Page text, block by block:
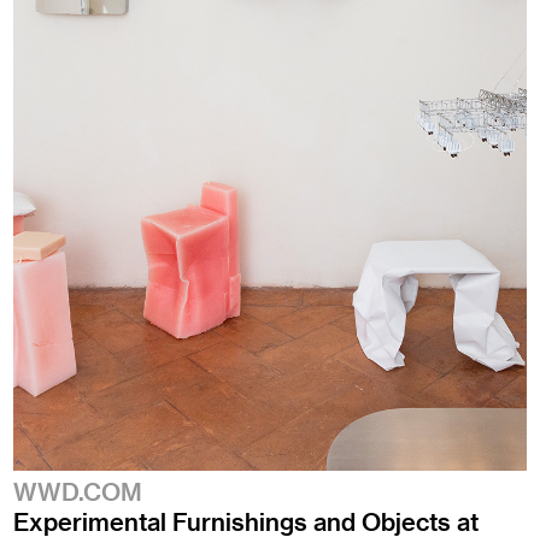
WWD.COM
Experimental Furnishings and Objects at